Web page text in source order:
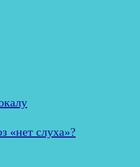
«нет слуха»?